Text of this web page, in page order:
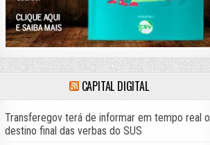
CAPITAL DIGITAL
Transferegov terá de informar em tempo real o
destino final das verbas do SUS